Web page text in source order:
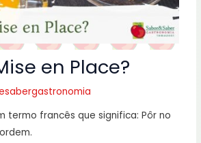
en Place?
termo francês que significa: Pôr no